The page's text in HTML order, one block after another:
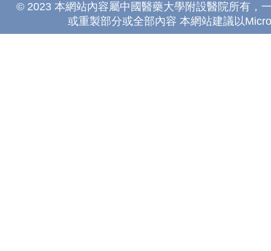
© 2023 本網站內容屬中國醫藥大學附設醫院所有，
或重製部分或全部內容 本網站建議以